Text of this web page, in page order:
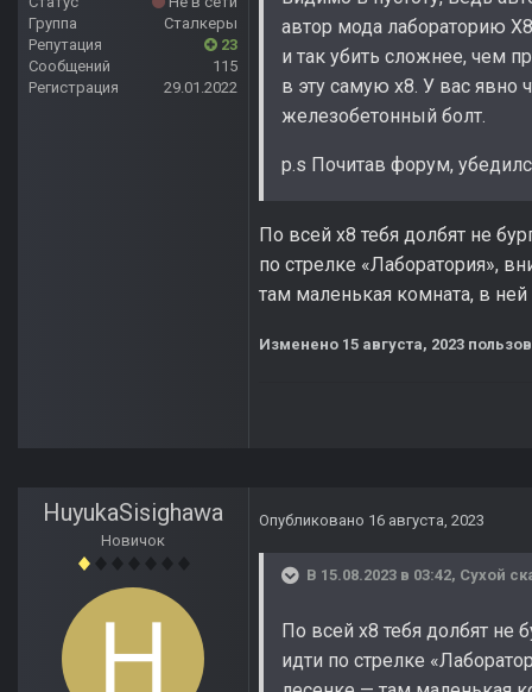
Группа
Сталкеры
Репутация
23
Сообщений
115
Регистрация
29.01.2022
автор мода лабораторию
и так убить сложнее, чем
в эту самую х8. У вас явно
железобетонный болт.
p.s Почитав форум,
По всей х8 тебя долбят не
по стрелке «Лаборатория»,
там маленькая комната, в
Изменено 15 августа, 2023
HuyukaSisighawa
Новичок
Опубликовано 16 августа, 2023
В 15.08.2023 в 03:42, Сухой
По всей х8 тебя долбят не
идти по стрелке